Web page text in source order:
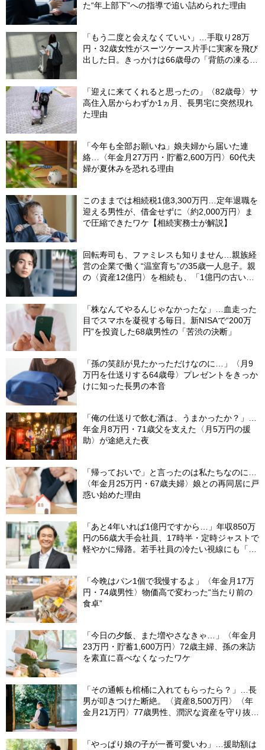
た“年上部下”への指導で追い詰められた理由
「もう二度と会えなくていい」…手取り28万
円・32歳女性がスーツケース片手に実家を飛び
出した日。きっかけは66歳母の「背筋の凍る一
「迎えに来てくれると思ったの」〈82歳母〉サ
高住入居からわずか1ヵ月、長男宅に突然現れ
た理由
「今年も全部お願いね」娘夫婦から届いた連
絡…〈年金月27万円・貯蓄2,600万円〉60代夫
婦が夏休みを恐れる理由
このままでは相続税1億3,300万円…定年退職を
迎える男性が、借金せずに〈約2,000万円〉ま
で圧縮できたワケ【相続実務士が解説】
回転寿司も、ファミレスも知りません…親族経
営の企業で働く“温室育ち”の35歳一人息子。親
の〈資産12億円〉を相続も、「1億円の古いビ
「株なんてやるんじゃなかったな」…血走った
目でスマホを凝視する毎日。新NISAで“200万
円”を投資した68歳男性の「苦渋の決断」
「孫の笑顔が見たかっただけなのに…」〈月9
万円を仕送りする64歳母〉プレゼントをきっか
けに知った長男の本音
「俺の仕送りで飲む酒は、うまかったか？」…
年金月8万円・71歳父を支えた〈月5万円の援
助〉が途絶えた夜
「帰っておいで」と言ったのは私たちなのに…
〈年金月25万円・67歳夫婦〉娘との再同居に戸
惑い始めた理由
「あと4年いれば1億円ですから…」年収850万
円の56歳大手会社員、17時半・定時ジャストで
軽やかに帰路。若手社員の冷たい視線にも「だ
「今晩はパン1個で我慢するよ」〈年金月17万
円・74歳男性〉物価高で変わった“当たり前の
食卓”
「今日の夕飯、また増やさなきゃ…」〈年金月
23万円・貯蓄1,600万円〉72歳主婦、孫の来訪
を素直に喜べなくなったワケ
「その通帳も棺桶に入れてもらったら？」…長
男が叩きつけた断絶。〈資産8,500万円〉〈年
金月21万円〉77歳男性、潤沢な資産を守り抜い
「やっぱり娘の子が一番可愛いわ」…援助額は